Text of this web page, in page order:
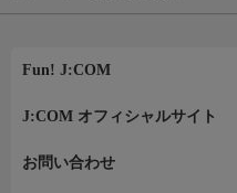
Fun! J:COM
J:COM オフィシャルサイト
お問い合わせ